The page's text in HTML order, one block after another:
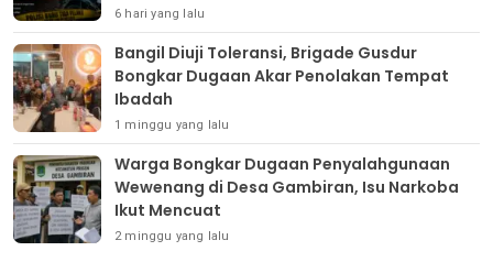
6 hari yang lalu
Bangil Diuji Toleransi, Brigade Gusdur
Bongkar Dugaan Akar Penolakan Tempat
Ibadah
1 minggu yang lalu
Warga Bongkar Dugaan Penyalahgunaan
Wewenang di Desa Gambiran, Isu Narkoba
Ikut Mencuat
2 minggu yang lalu